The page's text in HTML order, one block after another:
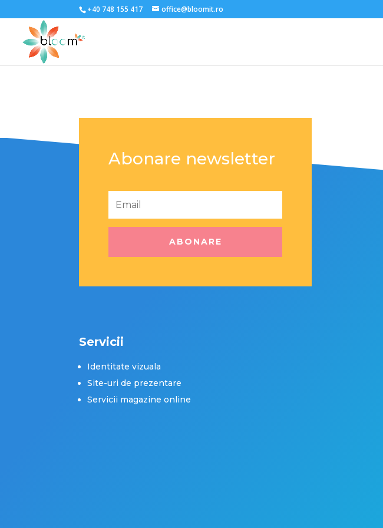
+40 748 155 417 office@bloomit.ro
Abonare newsletter
ABONARE
Servicii
Identitate vizuala
Site-uri de prezentare
Servicii magazine online